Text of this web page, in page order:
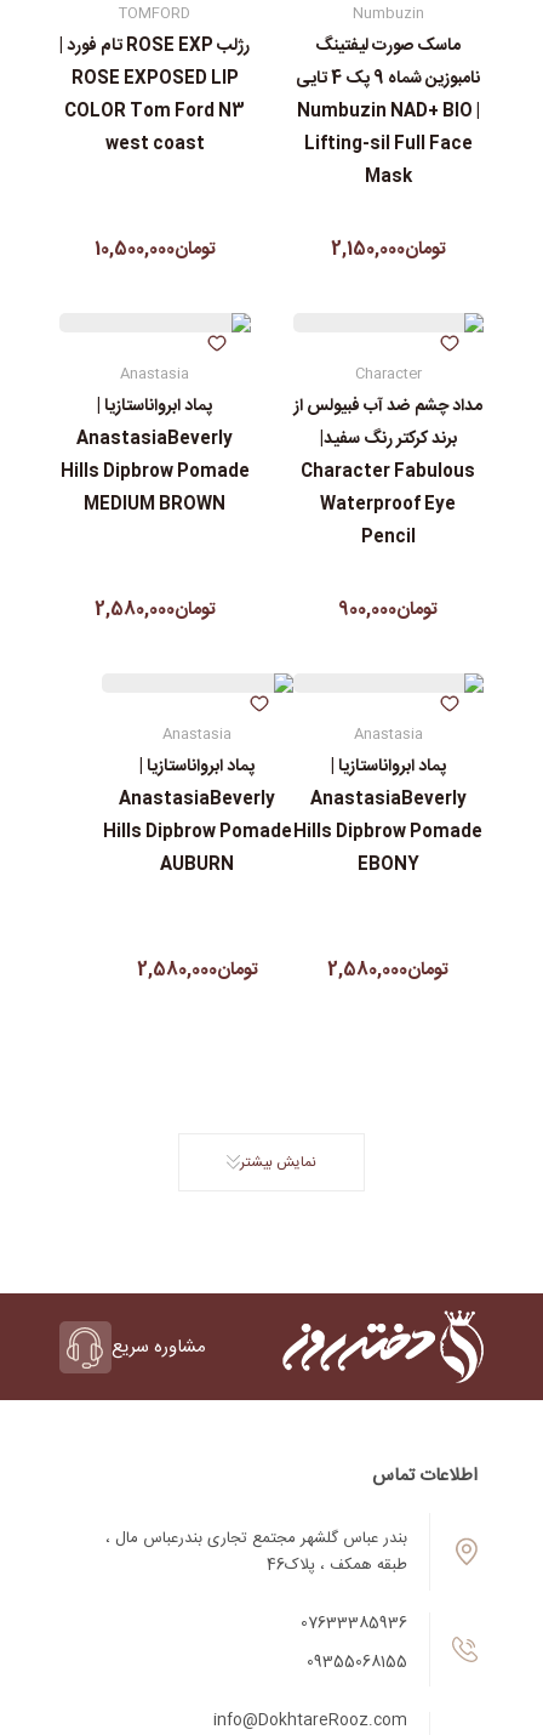
Numbuzin
ماسک صورت لیفتینگ
نامبوزین شماه 9 پک 4 تایی
| Numbuzin NAD+ BIO
Lifting-sil Full Face
Mask
تومان2,150,000
TOMFORD
رژلب ROSE EXP تام فورد |
ROSE EXPOSED LIP
COLOR Tom Ford N3
west coast
تومان10,500,000
Character
مداد چشم ضد آب فبیولس از
برند کرکتر رنگ سفید|
Character Fabulous
Waterproof Eye
Pencil
تومان900,000
Anastasia
پماد ابرواناستازیا |
AnastasiaBeverly
Hills Dipbrow Pomade
MEDIUM BROWN
تومان2,580,000
Anastasia
پماد ابرواناستازیا |
AnastasiaBeverly
Hills Dipbrow Pomade
EBONY
تومان2,580,000
Anastasia
پماد ابرواناستازیا |
AnastasiaBeverly
Hills Dipbrow Pomade
AUBURN
تومان2,580,000
نمایش بیشتر
مشاوره سریع
اطلاعات تماس
بندر عباس گلشهر مجتمع تجاری بندرعباس مال ،
طبقه همکف ، پلاک46
07633385936
09355068155
info@DokhtareRooz.com